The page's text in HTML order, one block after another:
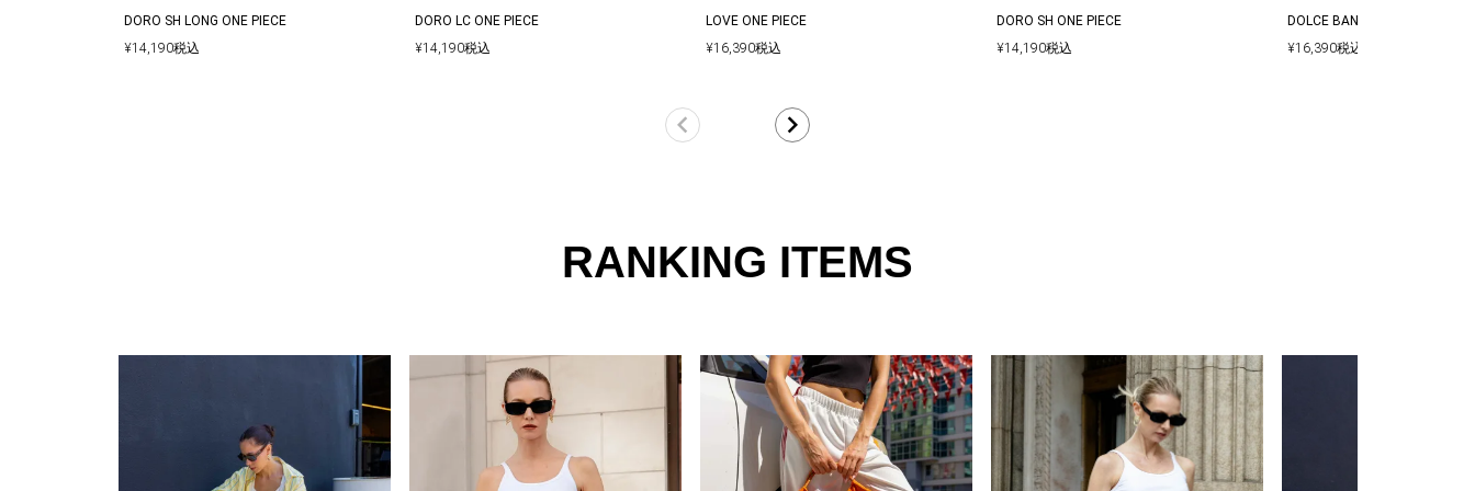
DORO SH LONG ONE PIECE
¥14,190税込
DORO LC ONE PIECE
¥14,190税込
LOVE ONE PIECE
¥16,390税込
DORO SH ONE PIECE
¥14,190税込
DOLCE BANANA ONE PIECE
¥16,390税込
RANKING ITEMS